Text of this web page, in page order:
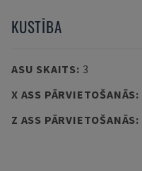
KUSTĪBA
ASU SKAITS: 3
X ASS PĀRVIETOŠANĀS:
Z ASS PĀRVIETOŠANĀS: